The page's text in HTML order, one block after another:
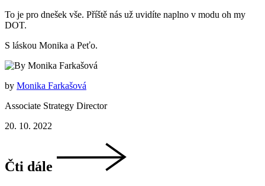
To je pro dnešek vše. Příště nás už uvidíte naplno v modu oh my
DOT.
S láskou Monika a Peťo.
by Monika Farkašová
Associate Strategy Director
20. 10. 2022
Čti dále